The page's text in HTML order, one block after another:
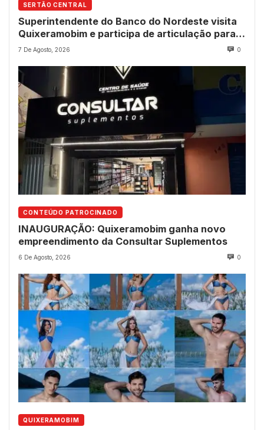
SERTÃO CENTRAL
Superintendente do Banco do Nordeste visita
Quixeramobim e participa de articulação para
avanço do futuro shopping
7 De Agosto, 2026 0
CONTEÚDO PATROCINADO
INAUGURAÇÃO: Quixeramobim ganha novo
empreendimento da Consultar Suplementos
6 De Agosto, 2026 0
QUIXERAMOBIM